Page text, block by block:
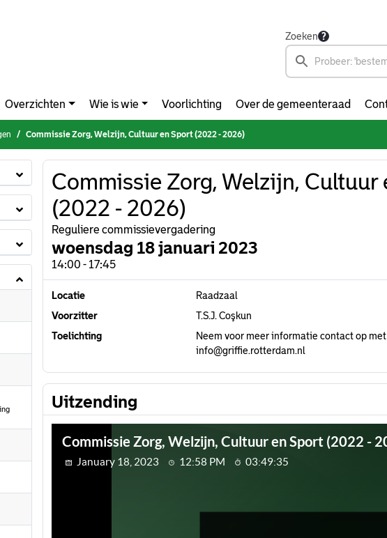
Zoeken
Overzichten Wie is wie Voorlichting Over de gemeenteraad
Commissie Zorg, Welzijn, Cultuur en Sport (2022 - 2026)
Commissie Zorg, Welzijn, Cultuur
(2022 - 2026)
Reguliere commissievergadering
woensdag 18 januari 2023
14:00 - 17:45
Locatie
Raadzaal
Voorzitter
T.S.J. Coşkun
Toelichting
Neem voor meer informatie contact op
info@griffie.rotterdam.nl
Uitzending